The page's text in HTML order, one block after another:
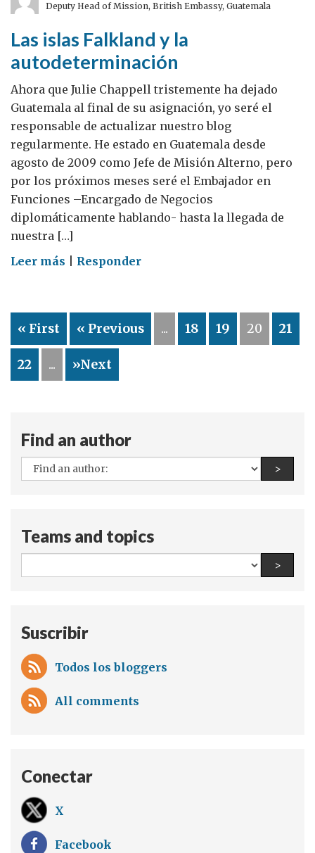
Deputy Head of Mission, British Embassy, Guatemala
Las islas Falkland y la
autodeterminación
Ahora que Julie Chappell tristemente ha dejado
Guatemala al final de su asignación, yo seré el
responsable de actualizar nuestro blog
regularmente. He estado en Guatemala desde
agosto de 2009 como Jefe de Misión Alterno, pero
por los próximos meses seré el Embajador en
Funciones –Encargado de Negocios
diplomáticamente hablando- hasta la llegada de
nuestra […]
Leer más on
Falkland
la
autodeterminación
Responder
« First « Previous ... 18 19 20 21
22 ... »Next
Find an author
All
authors:
>Find
Teams and topics
All
teams
>Find
Suscribir
Todos los bloggers
All comments
Conectar
X
Facebook